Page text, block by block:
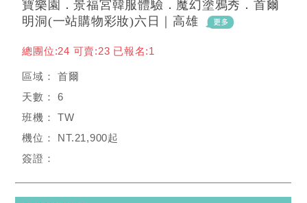
寶樂園．景福宮韓服體驗．魔幻塗鴉秀．首爾
明洞(一站購物彩妝)六日｜高雄
總團位:24 可賣:23 已報名:1
首爾
6
TW
NT.21,900起